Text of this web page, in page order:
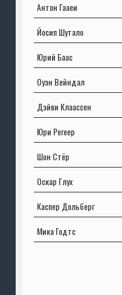
Антон Гааеи
Йосип Шутало
Юрий Баас
Оуэн Вейндал
Дэйви Клаассен
Юри Регеер
Шон Стёр
Оскар Глух
Каспер Дольберг
Мика Годтс